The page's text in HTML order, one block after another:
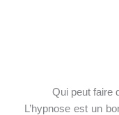
Qui peut faire
L’hypnose est un